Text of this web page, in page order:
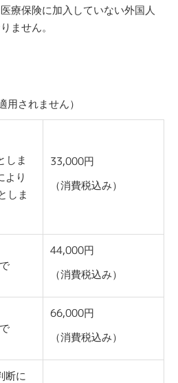
療保険に加入していない外国人
ません。
されません）
しま
より
しま
33,000円
（消費税込み）
44,000円
（消費税込み）
66,000円
（消費税込み）
断に